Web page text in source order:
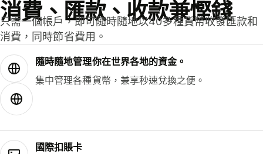
消費、匯款、收款兼慳錢
只需一個帳戶，即可隨時隨地以40多種貨幣收發匯款和
消費，同時節省費用。
隨時隨地管理你在世界各地的資金。
集中管理各種貨幣，兼享秒速兌換之便。
國際扣賬卡